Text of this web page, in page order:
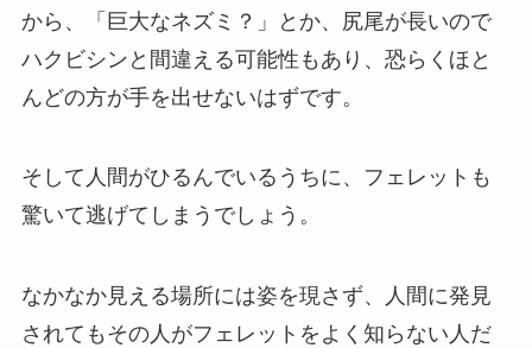
から、「巨大なネズミ？」とか、尻尾が長いので
ハクビシンと間違える可能性もあり、恐らくほと
んどの方が手を出せないはずです。
そして人間がひるんでいるうちに、フェレットも
驚いて逃げてしまうでしょう。
なかなか見える場所には姿を現さず、人間に発見
されてもその人がフェレットをよく知らない人だ